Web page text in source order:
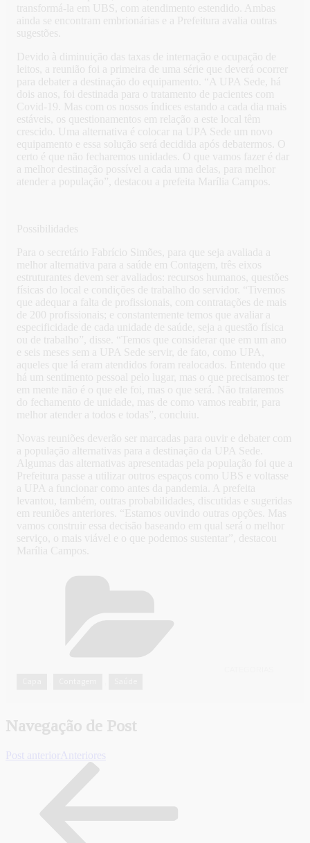
transformá-la em UBS, com atendimento estendido. Ambas
ainda se encontram embrionárias e a Prefeitura avalia outras
sugestões.
Devido à diminuição das taxas de internação e ocupação de
leitos, a reunião foi a primeira de uma série que deverá ocorrer
para debater a destinação do equipamento. “A UPA Sede, há
dois anos, foi destinada para o tratamento de pacientes com
Covid-19. Mas com os nossos índices estando a cada dia mais
estáveis, os questionamentos em relação a este local têm
crescido. Uma alternativa é colocar na UPA Sede um novo
equipamento e essa solução será decidida após debatermos. O
certo é que não fecharemos unidades. O que vamos fazer é dar
a melhor destinação possível a cada uma delas, para melhor
atender a população”, destacou a prefeita Marília Campos.
Possibilidades
Para o secretário Fabrício Simões, para que seja avaliada a
melhor alternativa para a saúde em Contagem, três eixos
estruturantes devem ser avaliados: recursos humanos, questões
físicas do local e condições de trabalho do servidor. “Tivemos
que adequar a falta de profissionais, com contratações de mais
de 200 profissionais; e constantemente temos que avaliar a
especificidade de cada unidade de saúde, seja a questão física
ou de trabalho”, disse. “Temos que considerar que em um ano
e seis meses sem a UPA Sede servir, de fato, como UPA,
aqueles que lá eram atendidos foram realocados. Entendo que
há um sentimento pessoal pelo lugar, mas o que precisamos ter
em mente não é o que ele foi, mas o que será. Não trataremos
do fechamento de unidade, mas de como vamos reabrir, para
melhor atender a todos e todas”, concluiu.
Novas reuniões deverão ser marcadas para ouvir e debater com
a população alternativas para a destinação da UPA Sede.
Algumas das alternativas apresentadas pela população foi que a
Prefeitura passe a utilizar outros espaços como UBS e voltasse
a UPA a funcionar como antes da pandemia. A prefeita
levantou, também, outras probabilidades, discutidas e sugeridas
em reuniões anteriores. “Estamos ouvindo outras opções. Mas
vamos construir essa decisão baseando em qual será o melhor
serviço, o mais viável e o que podemos sustentar”, destacou
Marília Campos.
Navegação de Post
Post anterior Anteriores